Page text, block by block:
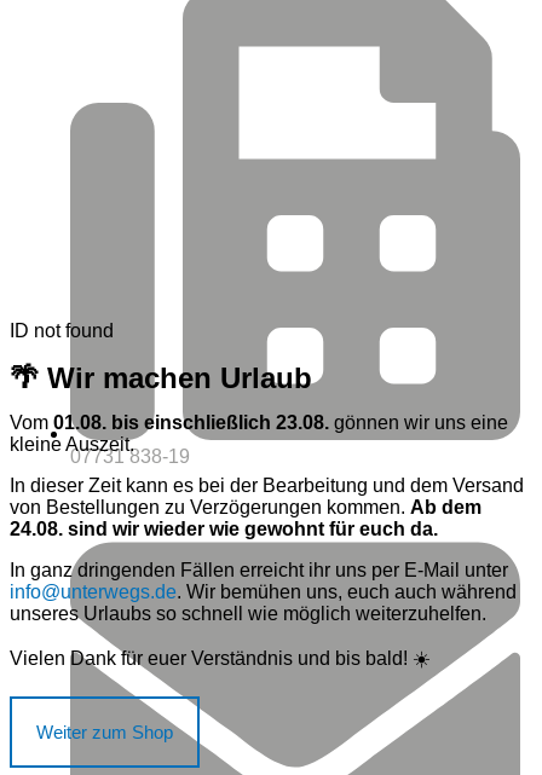
07731 838-19
ID not found
🌴 Wir machen Urlaub
Vom 01.08. bis einschließlich 23.08. gönnen wir uns eine
kleine Auszeit.
In dieser Zeit kann es bei der Bearbeitung und dem Versand
von Bestellungen zu Verzögerungen kommen. Ab dem
24.08. sind wir wieder wie gewohnt für euch da.
In ganz dringenden Fällen erreicht ihr uns per E-Mail unter
info@unterwegs.de. Wir bemühen uns, euch auch während
unseres Urlaubs so schnell wie möglich weiterzuhelfen.
Vielen Dank für euer Verständnis und bis bald! ☀️
Weiter zum Shop